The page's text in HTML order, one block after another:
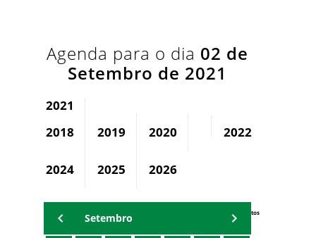
Agenda para o dia 02 de
Setembro de 2021
2021
2018
2019 2020 2022
2024 2025 2026
Eventos
Setembro